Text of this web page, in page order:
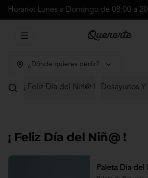
Horario: Lunes a Domingo de 08:00 a
Abrir menu de navegación
¿Dónde quieres pedir?
¡ Feliz Día del Niñ@ ! Desayunos Y
¡ Feliz Día del Niñ@ !
Paleta Dia del